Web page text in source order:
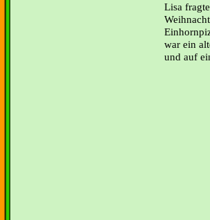
Lisa
war ein
und auf